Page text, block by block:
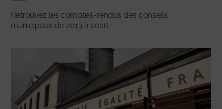
Retrouvez les comptes-rendus des conseils
municipaux de 2013 à 2026.